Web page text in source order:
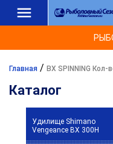
Главная / BX SPINNING
Каталог
Удилище Shimano
Vengeance BX 300H